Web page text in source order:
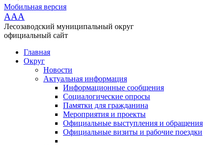
Мобильная версия
AAA
Лесозаводский муниципальный округ
официальный сайт
Главная
Округ
Новости
Актуальная информация
Информационные сообщения
Социалогические опросы
Памятки для гражданина
Мероприятия и проекты
Официальные выступления и обращения
Официальные визиты и рабочие поездки